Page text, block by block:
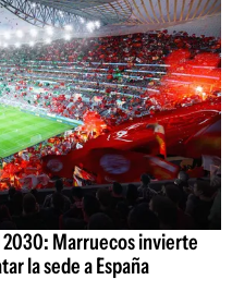
2030: Marruecos invierte
la sede a España